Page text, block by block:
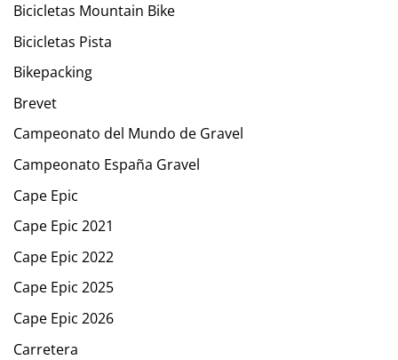
Bicicletas Mountain Bike
Bicicletas Pista
Bikepacking
Brevet
Campeonato del Mundo de Gravel
Campeonato España Gravel
Cape Epic
Cape Epic 2021
Cape Epic 2022
Cape Epic 2025
Cape Epic 2026
Carretera